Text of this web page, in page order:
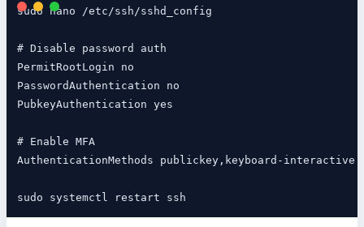
sudo nano /etc/ssh/sshd_config
# Disable password auth
PermitRootLogin no
PasswordAuthentication no
PubkeyAuthentication yes
# Enable MFA
AuthenticationMethods publickey,keyboard-interactive
sudo systemctl restart ssh